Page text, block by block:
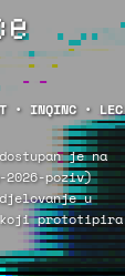
• INQINC• LEC
je na
poziv)
u
koji prototipira